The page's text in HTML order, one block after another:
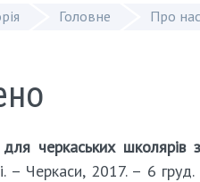
Головне Про нас
черкаських школярів
– Черкаси, 2017. – 6